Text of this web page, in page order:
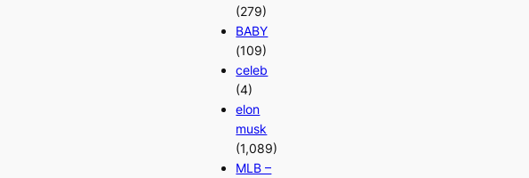
(279)
BABY
(109)
celeb
(4)
elon
musk
(1,089)
MLB –